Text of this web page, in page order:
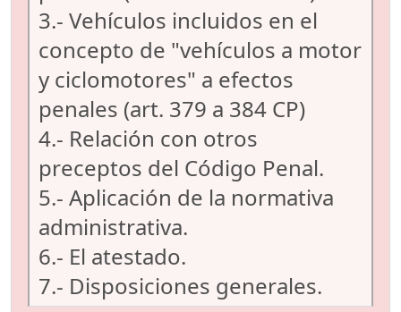
3.- Vehículos incluidos en el
concepto de "vehículos a motor
y ciclomotores" a efectos
penales (art. 379 a 384 CP)
4.- Relación con otros
preceptos del Código Penal.
5.- Aplicación de la normativa
administrativa.
6.- El atestado.
7.- Disposiciones generales.